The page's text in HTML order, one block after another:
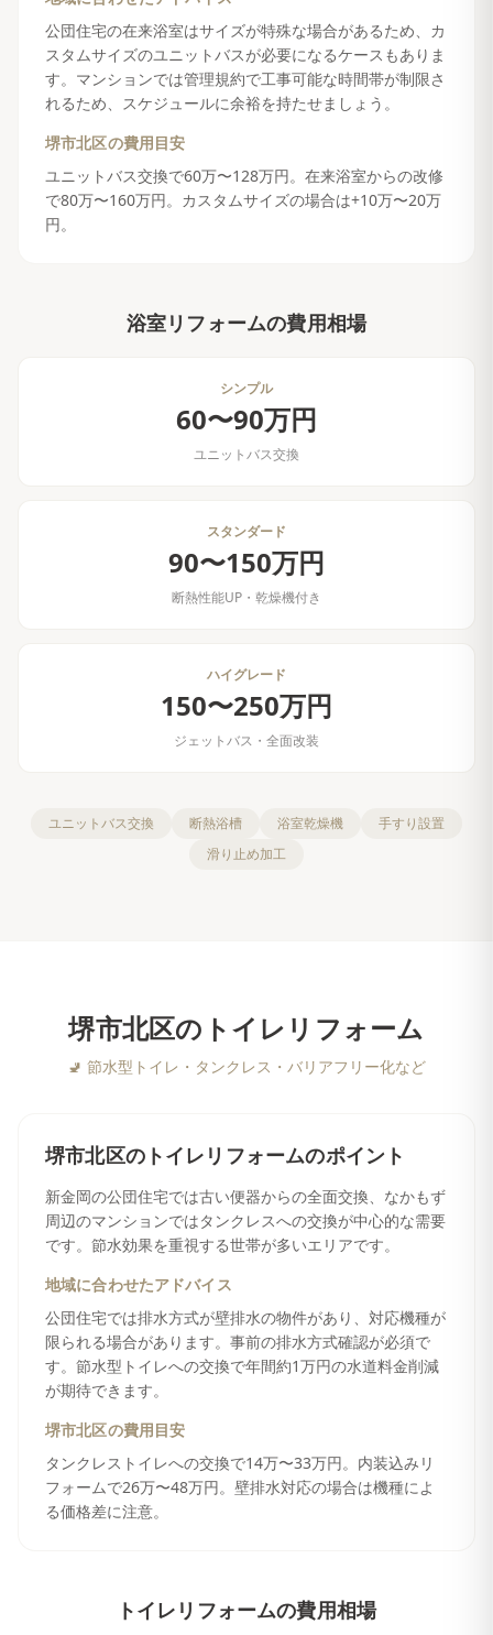
公団住宅の在来浴室はサイズが特殊な場合があるため、カ
スタムサイズのユニットバスが必要になるケースもありま
す。マンションでは管理規約で工事可能な時間帯が制限さ
れるため、スケジュールに余裕を持たせましょう。
堺市北区の費用目安
ユニットバス交換で60万〜128万円。在来浴室からの改修
で80万〜160万円。カスタムサイズの場合は+10万〜20万
円。
浴室リフォームの費用相場
シンプル
60〜90万円
ユニットバス交換
スタンダード
90〜150万円
断熱性能UP・乾燥機付き
ハイグレード
150〜250万円
ジェットバス・全面改装
ユニットバス交換 断熱浴槽 浴室乾燥機
手すり設置
滑り止め加工
堺市北区の トイレリフォーム
🚽 節水型トイレ・タンクレス・バリアフリー化など
堺市北区のトイレリフォームのポイント
新金岡の公団住宅では古い便器からの全面交換、なかもず
周辺のマンションではタンクレスへの交換が中心的な需要
です。節水効果を重視する世帯が多いエリアです。
地域に合わせたアドバイス
公団住宅では排水方式が壁排水の物件があり、対応機種が
限られる場合があります。事前の排水方式確認が必須で
す。節水型トイレへの交換で年間約1万円の水道料金削減
が期待できます。
堺市北区の費用目安
タンクレストイレへの交換で14万〜33万円。内装込みリ
フォームで26万〜48万円。壁排水対応の場合は機種によ
る価格差に注意。
トイレリフォームの費用相場